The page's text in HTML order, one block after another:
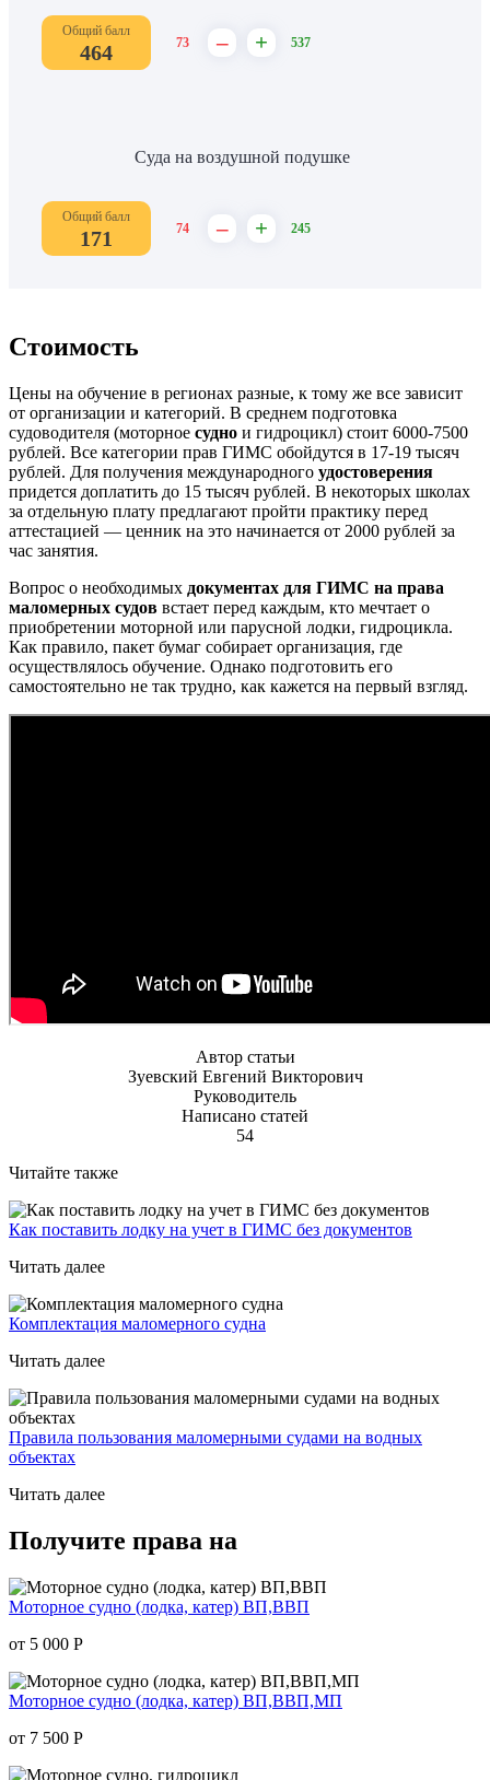
Общий балл
464 73 – + 537
Суда на воздушной подушке
Общий балл
171 74 – + 245
Стоимость
Цены на обучение в регионах разные, к тому же все зависит
от организации и категорий. В среднем подготовка
судоводителя (моторное судно и гидроцикл) стоит 6000-7500
рублей. Все категории прав ГИМС обойдутся в 17-19 тысяч
рублей. Для получения международного удостоверения
придется доплатить до 15 тысяч рублей. В некоторых школах
за отдельную плату предлагают пройти практику перед
аттестацией — ценник на это начинается от 2000 рублей за
час занятия.
Вопрос о необходимых документах для ГИМС на права
маломерных судов встает перед каждым, кто мечтает о
приобретении моторной или парусной лодки, гидроцикла.
Как правило, пакет бумаг собирает организация, где
осуществлялось обучение. Однако подготовить его
самостоятельно не так трудно, как кажется на первый взгляд.
Автор статьи
Зуевский Евгений Викторович
Руководитель
Написано статей
54
Читайте также
Как поставить лодку на учет в ГИМС без документов
Читать далее
Комплектация маломерного судна
Читать далее
Правила пользования маломерными судами на водных
объектах
Читать далее
Получите права на
Моторное судно (лодка, катер) ВП,ВВП
от 5 000 Р
Моторное судно (лодка, катер) ВП,ВВП,МП
от 7 500 Р